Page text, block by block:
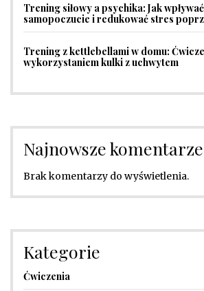
Trening siłowy a psychika: Jak
samopoczucie i redukować stres
Trening z kettlebellami w domu:
wykorzystaniem kulki z uchwytem
Najnowsze komentarze
Brak komentarzy do wyświetlenia.
Kategorie
Ćwiczenia